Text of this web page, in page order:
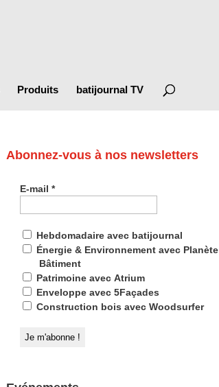
Produits batijournal TV
Abonnez-vous à nos newsletters
E-mail*
Hebdomadaire avec batijournal
Énergie & Environnement avec Planète
Bâtiment
Patrimoine avec Atrium
Enveloppe avec 5Façades
Construction bois avec Woodsurfer